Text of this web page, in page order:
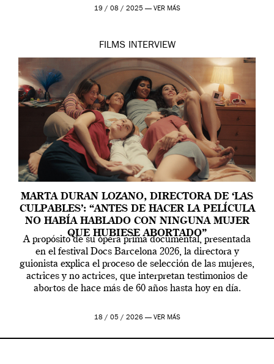
the sacred space where Iris van Herpen’s […]
19 / 08 / 2025 — VER MÁS
FILMS INTERVIEW
MARTA DURAN LOZANO, DIRECTORA DE ‘LAS
CULPABLES’: “ANTES DE HACER LA PELÍCULA
NO HABÍA HABLADO CON NINGUNA MUJER
QUE HUBIESE ABORTADO”
A propósito de su ópera prima documental, presentada
en el festival Docs Barcelona 2026, la directora y
guionista explica el proceso de selección de las mujeres,
actrices y no actrices, que interpretan testimonios de
abortos de hace más de 60 años hasta hoy en día.
18 / 05 / 2026 — VER MÁS